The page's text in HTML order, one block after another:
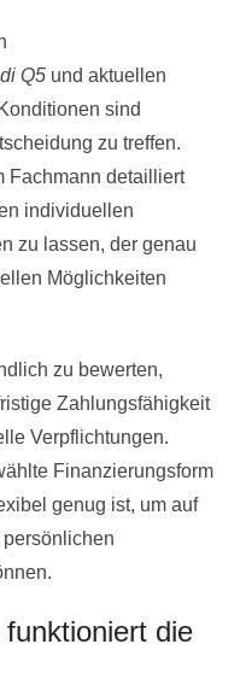
Q5 und aktuellen
Konditionen sind
zu treffen.
Fachmann detailliert
individuellen
zu lassen, der genau
Möglichkeiten
zu bewerten,
Zahlungsfähigkeit
Verpflichtungen.
Finanzierungsform
genug ist, um auf
die